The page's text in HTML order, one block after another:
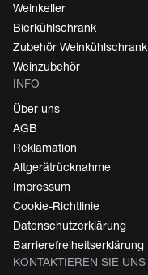
Weinkeller
Bierkühlschrank
Zubehör Weinkühlschrank
Weinzubehör
INFO
Über uns
AGB
Reklamation
Altgerätrücknahme
Impressum
Cookie-Richtlinie
Datenschutzerklärung
Barrierefreiheitserklärung
KONTAKTIEREN SIE UNS